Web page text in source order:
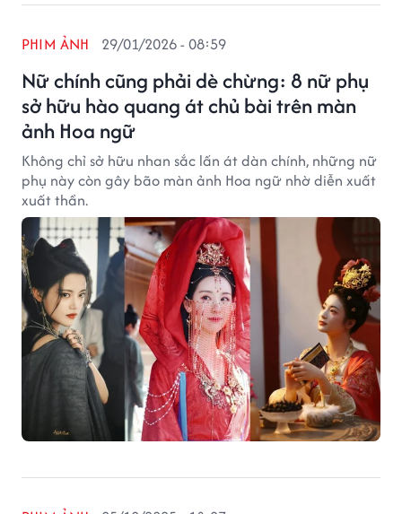
Nữ chính cũng phải dè chừng: 8 nữ phụ
sở hữu hào quang át chủ bài trên màn
ảnh Hoa ngữ
PHIM ẢNH 29/01/2026 - 08:59
Không chỉ sở hữu nhan sắc lấn át dàn chính, những nữ
phụ này còn gây bão màn ảnh Hoa ngữ nhờ diễn xuất
xuất thần.